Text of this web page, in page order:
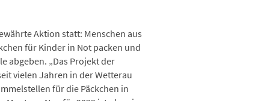
Aktion statt: Menschen aus
für Kinder in Not packen und
abgeben. „Das Projekt der
vielen Jahren in der Wetterau
für die Päckchen in